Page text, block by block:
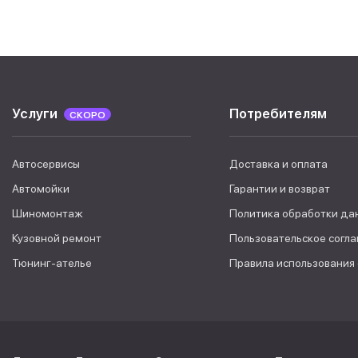
Услуги СКОРО
Автосервисы
Автомойки
Шиномонтаж
Кузовной ремонт
Тюнинг-ателье
Потребителям
Доставка и оплата
Гарантии и возврат
Политика обработки
Пользовательское
Правила использования